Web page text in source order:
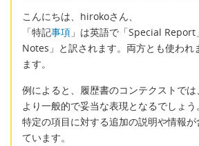
こんにちは、hirokoさん、
「特記事項 」は英語で「Special
Notes」と訳されます。両方とも使われ
ます。
例によると、履歴書のコンテクストで
より一般的で妥当な表現となるでしょ
特定の項目に対する追加の説明や情報
ています。